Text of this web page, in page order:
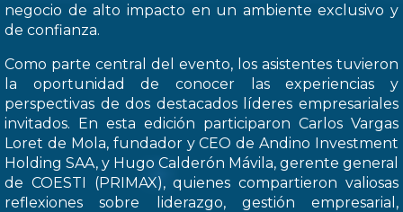
negocio de alto impacto en un ambiente exclusivo y
de confianza.
Como parte central del evento, los asistentes tuvieron
la oportunidad de conocer las experiencias y
perspectivas de dos destacados líderes empresariales
invitados. En esta edición participaron Carlos Vargas
Loret de Mola, fundador y CEO de Andino Investment
Holding SAA, y Hugo Calderón Mávila, gerente general
de COESTI (PRIMAX), quienes compartieron valiosas
reflexiones sobre liderazgo, gestión empresarial,